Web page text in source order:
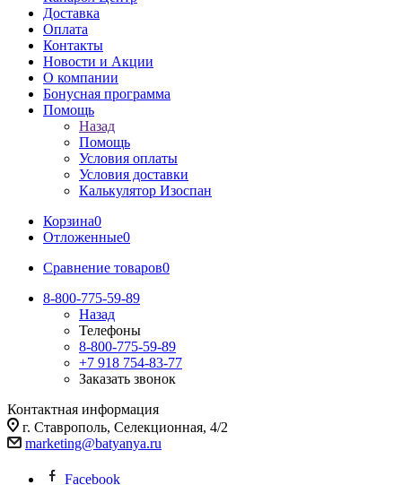
Доставка
Оплата
Контакты
Новости и Акции
О компании
Бонусная программа
Помощь
Назад
Помощь
Условия оплаты
Условия доставки
Калькулятор Изоспан
Корзина0
Отложенные0
Сравнение товаров0
8-800-775-59-89
Назад
Телефоны
8-800-775-59-89
+7 918 754-83-77
Заказать звонок
Контактная информация
г. Ставрополь, Селекционная, 4/2
marketing@batyanya.ru
Facebook